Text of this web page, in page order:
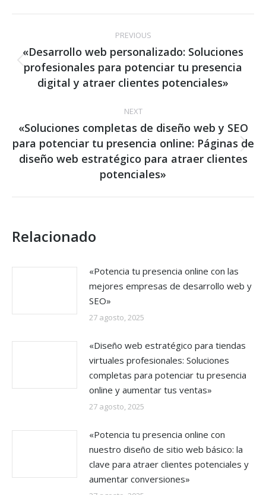
navigation
PREVIOUS
Previous
post:
«Desarrollo web personalizado: Soluciones
profesionales para potenciar tu presencia
digital y atraer clientes potenciales»
NEXT
Next
post:
«Soluciones completas de diseño web y SEO
para potenciar tu presencia online: Páginas de
diseño web estratégico para atraer clientes
potenciales»
Relacionado
«Potencia tu presencia online con las
mejores empresas de desarrollo web y
SEO»
27 agosto, 2025
«Diseño web estratégico para tiendas
virtuales profesionales: Soluciones
completas para potenciar tu presencia
online y aumentar tus ventas»
27 agosto, 2025
«Potencia tu presencia online con
nuestro diseño de sitio web básico: la
clave para atraer clientes potenciales y
aumentar conversiones»